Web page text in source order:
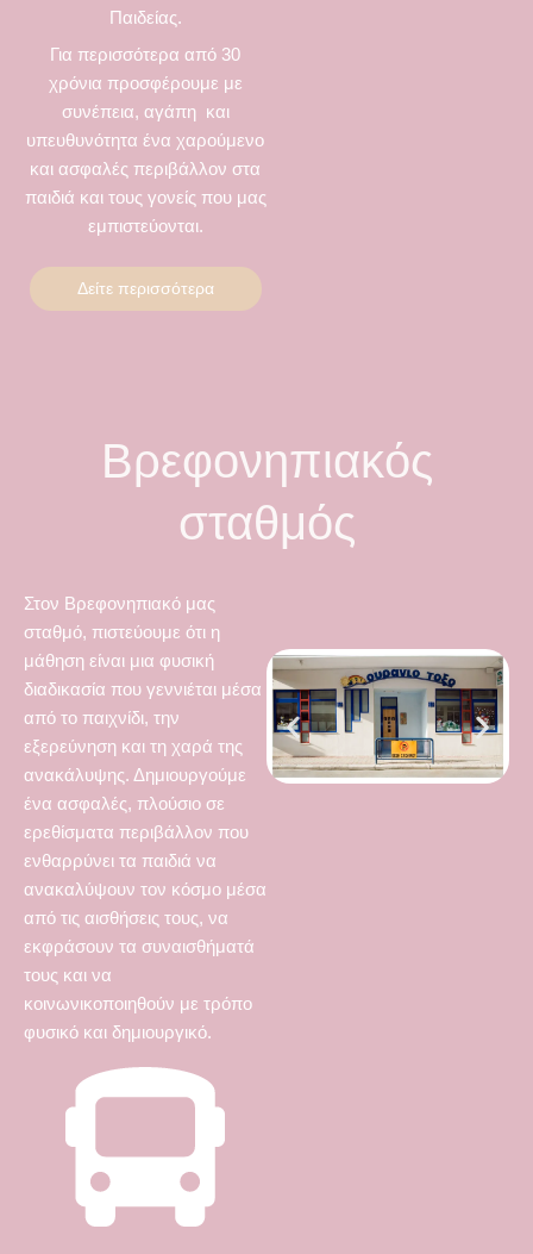
Παιδείας.
Για περισσότερα από 30
χρόνια προσφέρουμε με
συνέπεια, αγάπη και
υπευθυνότητα ένα χαρούμενο
και ασφαλές περιβάλλον στα
παιδιά και τους γονείς που μας
εμπιστεύονται.
Δείτε περισσότερα
Βρεφονηπιακός
σταθμός
Στον Βρεφονηπιακό μας
σταθμό, πιστεύουμε ότι η
μάθηση είναι μια φυσική
διαδικασία που γεννιέται μέσα
από το παιχνίδι, την
εξερεύνηση και τη χαρά της
ανακάλυψης. Δημιουργούμε
ένα ασφαλές, πλούσιο σε
ερεθίσματα περιβάλλον που
ενθαρρύνει τα παιδιά να
ανακαλύψουν τον κόσμο μέσα
από τις αισθήσεις τους, να
εκφράσουν τα συναισθήματά
τους και να
κοινωνικοποιηθούν με τρόπο
φυσικό και δημιουργικό.